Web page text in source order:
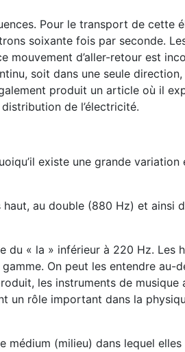
Pour le transport de cette
soixante fois par seconde.
mouvement d’aller-retour est
soit dans une seule
produit un article où il
de l’électricité.
existe une grande variation
au double (880 Hz) et ainsi
du « la » inférieur à 220 Hz. Les
On peut les entendre au-
les instruments de musique
un rôle important dans la
médium (milieu) dans lequel